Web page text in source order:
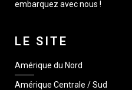
embarquez avec nous !
LE SITE
Amérique du Nord
Amérique Centrale / Sud